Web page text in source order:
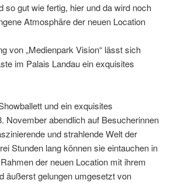
so gut wie fertig, hier und da wird noch
Atmosphäre der neuen Location
von „Medienpark Vision“ lässt sich
im Palais Landau ein exquisites
und ein exquisites
November abendlich auf Besucherinnen
und strahlende Welt der
Stunden lang können sie eintauchen in
der neuen Location mit ihrem
äußerst gelungen umgesetzt von